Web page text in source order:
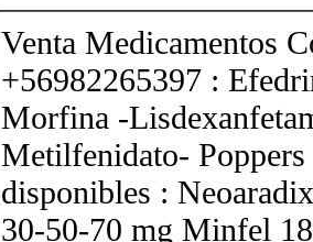
Venta Medicamentos
+56982265397 :
Morfina -
Metilfenidato-
disponibles :
30-50-70 mg Minfel